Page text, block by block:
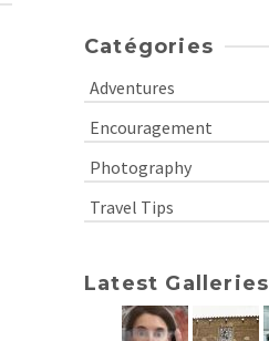
Catégories
Adventures
Encouragement
Photography
Travel Tips
Latest Galleries